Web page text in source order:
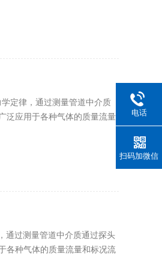
定律，通过测量管道中介质
泛应用于各种气体的质量流量
通过测量管道中介质通过探头
各种气体的质量流量和标况流
电话
扫码加微信